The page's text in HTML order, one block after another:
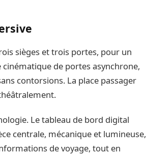
sièges et trois portes, pour un
cinématique de portes asynchrone,
contorsions. La place passager
Le tableau de bord digital
centrale, mécanique et lumineuse,
de voyage, tout en